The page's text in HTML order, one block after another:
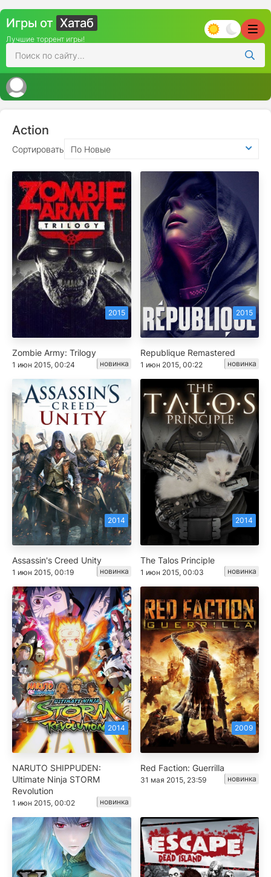
Игры от Хатаб
Лучшие торрент игры!
Action
Сортировать По Новые
2015
Zombie Army: Trilogy
1 июн 2015, 00:24 новинка
2015
Republique Remastered
1 июн 2015, 00:22 новинка
2014
Assassin's Creed Unity
1 июн 2015, 00:19 новинка
2014
The Talos Principle
1 июн 2015, 00:03 новинка
2014
NARUTO SHIPPUDEN:
Ultimate Ninja STORM
Revolution
1 июн 2015, 00:02 новинка
2009
Red Faction: Guerrilla
31 мая 2015, 23:59 новинка